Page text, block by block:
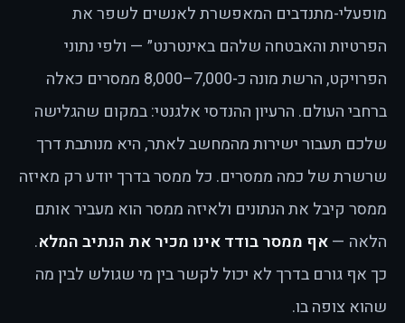
מופעלי-מתנדבים המאפשרת לאנשים לשפר את
הפרטיות והאבטחה שלהם באינטרנט״ — ולפי נתוני
הפרויקט, הרשת מונה כ-7,000–8,000 ממסרים כאלה
ברחבי העולם. הרעיון ההנדסי אלגנטי: במקום שהגלישה
שלכם תעבור ישירות מהמחשב לאתר, היא מנותבת דרך
שרשרת של כמה ממסרים. כל ממסר בדרך יודע רק מאיזה
ממסר קיבל את הנתונים ולאיזה ממסר הוא מעביר אותם
הלאה —אף ממסר בודד אינו מכיר את הנתיב המלא.
כך אף גורם בדרך לא יכול לקשר בין מי שגולש לבין מה
שהוא צופה בו.